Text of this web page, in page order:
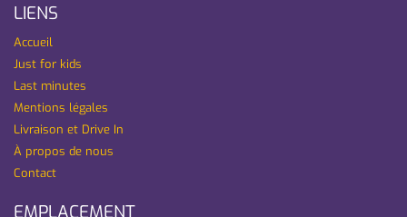
LIENS
Accueil
Just for kids
Last minutes
Mentions légales
Livraison et Drive In
À propos de nous
Contact
EMPLACEMENT